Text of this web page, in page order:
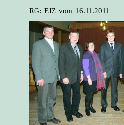
RG: EJZ vom 16.11.2011